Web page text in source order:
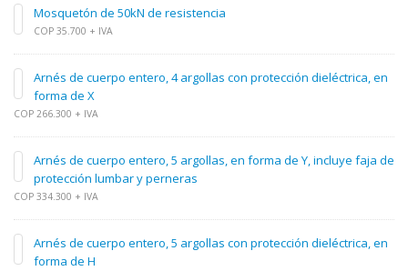
Mosquetón de 50kN de resistencia
COP 35.700 + IVA
Arnés de cuerpo entero, 4 argollas con protección dieléctrica, en
forma de X
COP 266.300 + IVA
Arnés de cuerpo entero, 5 argollas, en forma de Y, incluye faja de
protección lumbar y perneras
COP 334.300 + IVA
Arnés de cuerpo entero, 5 argollas con protección dieléctrica, en
forma de H